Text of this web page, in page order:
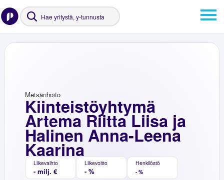
Kiinteistöyhtymä
Artema Riitta Liisa ja
Halinen Anna-Leena
Kaarina
Metsänhoito
Liikevaihto
- milj. €
Liikevoitto
- %
Henkilöstö
- %